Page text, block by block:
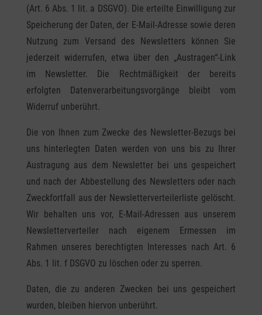
(Art. 6 Abs. 1 lit. a DSGVO). Die erteilte Einwilligung zur
Speicherung der Daten, der E-Mail-Adresse sowie deren
Nutzung zum Versand des Newsletters können Sie
jederzeit widerrufen, etwa über den „Austragen“-Link
im Newsletter. Die Rechtmäßigkeit der bereits
erfolgten Datenverarbeitungsvorgänge bleibt vom
Widerruf unberührt.
Die von Ihnen zum Zwecke des Newsletter-Bezugs bei
uns hinterlegten Daten werden von uns bis zu Ihrer
Austragung aus dem Newsletter bei uns gespeichert
und nach der Abbestellung des Newsletters oder nach
Zweckfortfall aus der Newsletterverteilerliste gelöscht.
Wir behalten uns vor, E-Mail-Adressen aus unserem
Newsletterverteiler nach eigenem Ermessen im
Rahmen unseres berechtigten Interesses nach Art. 6
Abs. 1 lit. f DSGVO zu löschen oder zu sperren.
Daten, die zu anderen Zwecken bei uns gespeichert
wurden, bleiben hiervon unberührt.